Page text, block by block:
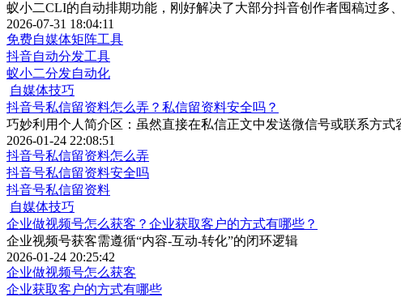
蚁小二CLI的自动排期功能，刚好解决了大部分抖音创作者囤稿过多
2026-07-31 18:04:11
免费自媒体矩阵工具
抖音自动分发工具
蚁小二分发自动化
自媒体技巧
抖音号私信留资料怎么弄？私信留资料安全吗？
巧妙利用个人简介区：虽然直接在私信正文中发送微信号或联系方
2026-01-24 22:08:51
抖音号私信留资料怎么弄
抖音号私信留资料安全吗
抖音号私信留资料
自媒体技巧
企业做视频号怎么获客？企业获取客户的方式有哪些？
企业视频号获客需遵循“内容-互动-转化”的闭环逻辑
2026-01-24 20:25:42
企业做视频号怎么获客
企业获取客户的方式有哪些